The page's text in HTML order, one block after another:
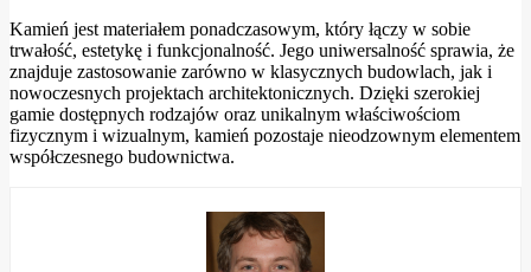
Kamień jest materiałem ponadczasowym, który łączy w sobie
trwałość, estetykę i funkcjonalność. Jego uniwersalność sprawia, że
znajduje zastosowanie zarówno w klasycznych budowlach, jak i
nowoczesnych projektach architektonicznych. Dzięki szerokiej
gamie dostępnych rodzajów oraz unikalnym właściwościom
fizycznym i wizualnym, kamień pozostaje nieodzownym elementem
współczesnego budownictwa.